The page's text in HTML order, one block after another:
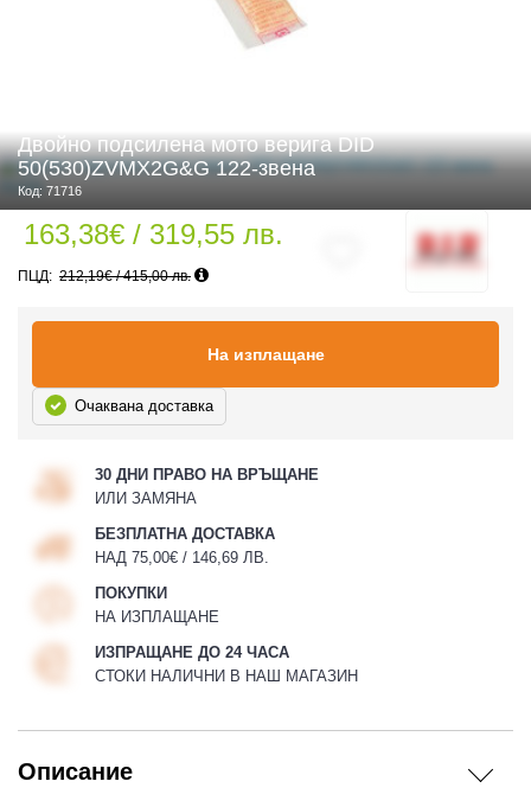
ЕКИПИРОВКА
Двойно подсилена мото верига DID
50(530)ZVMX2G&G 122-звена
Код: 71716
163,38€ / 319,55 лв.
212,19€ / 415,00 лв.
На изплащане
Очаквана доставка
30 ДНИ ПРАВО НА ВРЪЩАНЕ
ИЛИ ЗАМЯНА
БЕЗПЛАТНА ДОСТАВКА
НАД 75,00€ / 146,69 ЛВ.
ПОКУПКИ
НА ИЗПЛАЩАНЕ
ИЗПРАЩАНЕ ДО 24 ЧАСА
СТОКИ НАЛИЧНИ В НАШ МАГАЗИН
Описание